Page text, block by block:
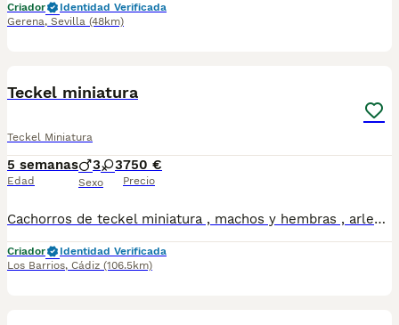
Criador
Identidad Verificada
Gerena, Sevilla (48km)
Teckel miniatura
Teckel Miniatura
5 semanas
Edad
3 3
Sexo
750 €
Precio
Cachorros de teckel miniatura , machos y hembras , arlequin chocolate ,arlequin , plata , chocolate solido y negro y fuego sólido , se entregarán desparasitados y vacunados con arreglo.a su edad , criados en ambiente familiar , totalmente sociavilizados . Precio según colores , a partir de 750 €
Criador
Identidad Verificada
Los Barrios, Cádiz (106.5km)